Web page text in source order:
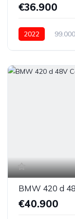
€36.900
2022
BMW 420 d
€40.900